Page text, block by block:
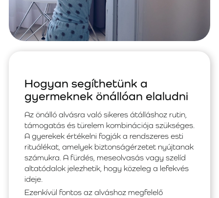
Hogyan segíthetünk a
gyermeknek önállóan elaludni
Az önálló alvásra való sikeres átálláshoz rutin,
támogatás és türelem kombinációja szükséges.
A gyerekek értékelni fogják a rendszeres esti
rituálékat, amelyek biztonságérzetet nyújtanak
számukra. A fürdés, meseolvasás vagy szelíd
altatódalok jelezhetik, hogy közeleg a lefekvés
ideje.
Ezenkívül fontos az alváshoz megfelelő